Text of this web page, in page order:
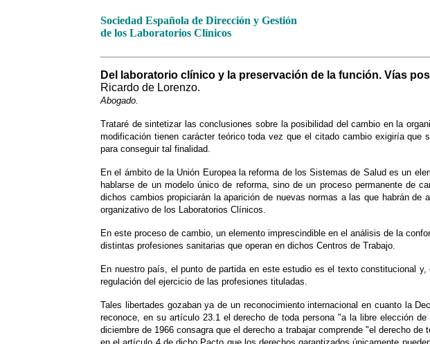
Sociedad Española de Dirección y Gestión
de los Laboratorios Clínicos
Del laboratorio clínico y la preservación de la función. Vías
Ricardo de Lorenzo.
Abogado.
Trataré de sintetizar las conclusiones sobre la posibilidad del cambio en la
modificación tienen carácter teórico toda vez que el citado cambio exigiría
para conseguir tal finalidad.
En el ámbito de la Unión Europea la reforma de los Sistemas de Salud es un
hablarse de un modelo único de reforma, sino de un proceso permanente de
dichos cambios propiciarán la aparición de nuevas normas a las que habrán
organizativo de los Laboratorios Clínicos.
En este proceso de cambio, un elemento imprescindible en el análisis de la
distintas profesiones sanitarias que operan en dichos Centros de Trabajo.
En nuestro país, el punto de partida en este estudio es el texto constitucional
regulación del ejercicio de las profesiones tituladas.
Tales libertades gozaban ya de un reconocimiento internacional en cuanto la
reconoce, en su artículo 23.1 el derecho de toda persona "a la libre elección
diciembre de 1966 consagra que el derecho a trabajar comprende "el derecho